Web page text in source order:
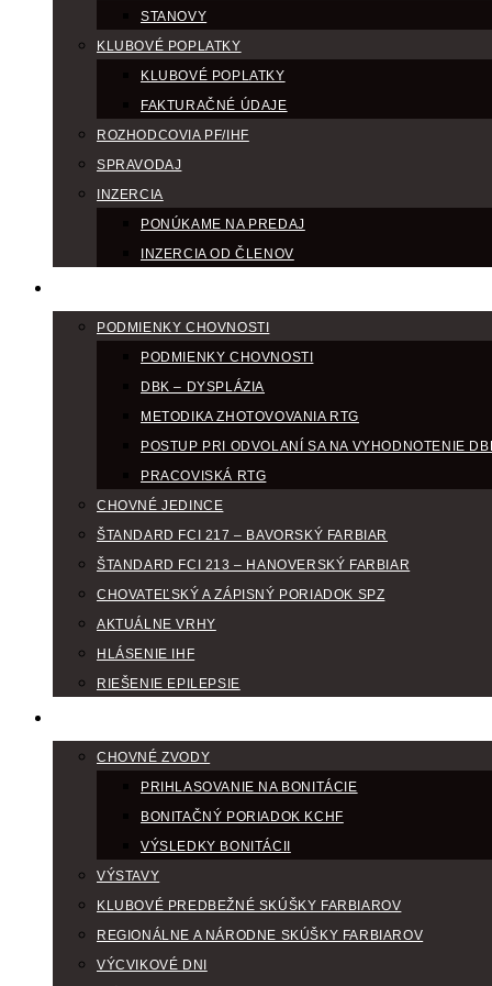
STANOVY
KLUBOVÉ POPLATKY
KLUBOVÉ POPLATKY
FAKTURAČNÉ ÚDAJE
ROZHODCOVIA PF/IHF
SPRAVODAJ
INZERCIA
PONÚKAME NA PREDAJ
INZERCIA OD ČLENOV
PODMIENKY CHOVNOSTI
PODMIENKY CHOVNOSTI
DBK – DYSPLÁZIA
METODIKA ZHOTOVOVANIA RTG
POSTUP PRI ODVOLANÍ SA NA VYHODNOTENIE
PRACOVISKÁ RTG
CHOVNÉ JEDINCE
ŠTANDARD FCI 217 – BAVORSKÝ FARBIAR
ŠTANDARD FCI 213 – HANOVERSKÝ FARBIAR
CHOVATEĽSKÝ A ZÁPISNÝ PORIADOK SPZ
AKTUÁLNE VRHY
HLÁSENIE IHF
RIEŠENIE EPILEPSIE
CHOVNÉ ZVODY
PRIHLASOVANIE NA BONITÁCIE
BONITAČNÝ PORIADOK KCHF
VÝSLEDKY BONITÁCII
VÝSTAVY
KLUBOVÉ PREDBEŽNÉ SKÚŠKY FARBIAROV
REGIONÁLNE A NÁRODNE SKÚŠKY FARBIAROV
VÝCVIKOVÉ DNI